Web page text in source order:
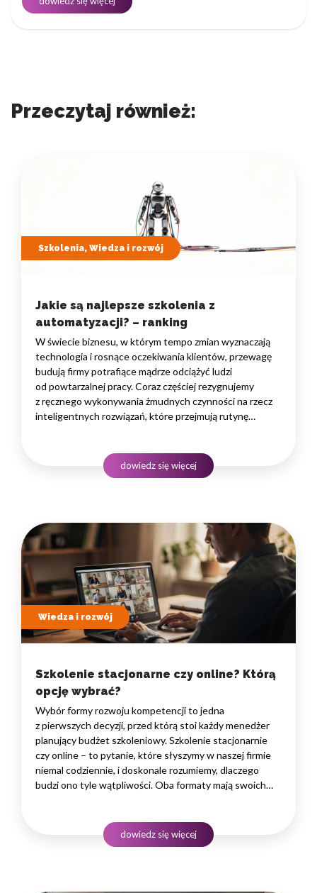
Przeczytaj również:
Szkolenia, Wiedza i rozwój
Jakie są najlepsze szkolenia z
automatyzacji? – ranking
W świecie biznesu, w którym tempo zmian wyznaczają
technologia i rosnące oczekiwania klientów, przewagę
budują firmy potrafiące mądrze odciążyć ludzi
od powtarzalnej pracy. Coraz częściej rezygnujemy
z ręcznego wykonywania żmudnych czynności na rzecz
inteligentnych rozwiązań, które przejmują rutynę
rozwojowego to decyzja strategiczna — wpływa
na wydajność zespołów,…
dowiedz się więcej
Wiedza i rozwój
Szkolenie stacjonarne czy online? Którą
opcję wybrać?
Wybór formy rozwoju kompetencji to jedna
z pierwszych decyzji, przed którą stoi każdy menedżer
planujący budżet szkoleniowy. Szkolenie stacjonarnie
czy online – to pytanie, które słyszymy w naszej firmie
niemal codziennie, i doskonale rozumiemy, dlaczego
budzi ono tyle wątpliwości. Oba formaty mają swoich
branży i dostępnego budżetu.…
dowiedz się więcej